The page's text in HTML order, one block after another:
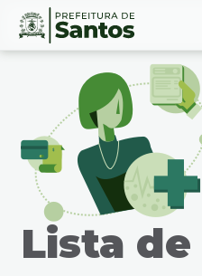
Ir
Conteúdo
Lista